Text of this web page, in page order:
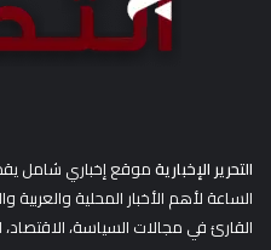
التحرير الإخباريةموقع إخباري شامل
الساعة لأهم الأخبار المحلية
القارئ في مجالات السياسة، الاقتصاد،